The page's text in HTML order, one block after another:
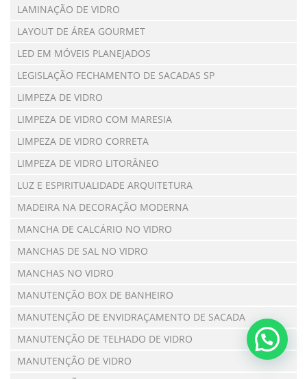
LAMINAÇÃO DE VIDRO
LAYOUT DE ÁREA GOURMET
LED EM MÓVEIS PLANEJADOS
LEGISLAÇÃO FECHAMENTO DE SACADAS SP
LIMPEZA DE VIDRO
LIMPEZA DE VIDRO COM MARESIA
LIMPEZA DE VIDRO CORRETA
LIMPEZA DE VIDRO LITORÂNEO
LUZ E ESPIRITUALIDADE ARQUITETURA
MADEIRA NA DECORAÇÃO MODERNA
MANCHA DE CALCÁRIO NO VIDRO
MANCHAS DE SAL NO VIDRO
MANCHAS NO VIDRO
MANUTENÇÃO BOX DE BANHEIRO
MANUTENÇÃO DE ENVIDRAÇAMENTO DE SACADA
MANUTENÇÃO DE TELHADO DE VIDRO
MANUTENÇÃO DE VIDRO